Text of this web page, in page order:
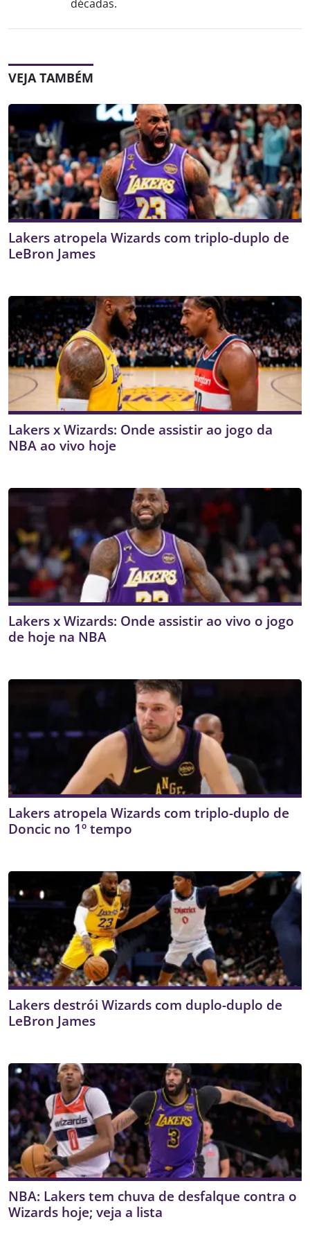
décadas.
VEJA TAMBÉM
Lakers atropela Wizards com triplo-duplo de
LeBron James
Lakers x Wizards: Onde assistir ao jogo da
NBA ao vivo hoje
Lakers x Wizards: Onde assistir ao vivo o jogo
de hoje na NBA
Lakers atropela Wizards com triplo-duplo de
Doncic no 1º tempo
Lakers destrói Wizards com duplo-duplo de
LeBron James
NBA: Lakers tem chuva de desfalque contra o
Wizards hoje; veja a lista